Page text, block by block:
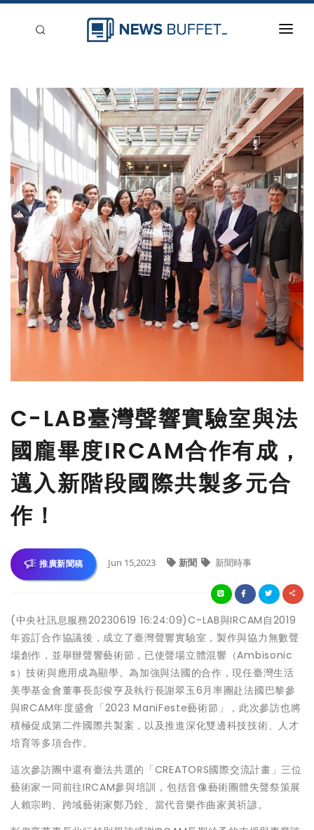
新聞稿分類
登入
刊登
C-LAB臺灣聲響實驗室與法
國龐畢度IRCAM合作有成，
邁入新階段國際共製多元合
作！
推廣新聞稿 Jun 15,2023 新聞 新聞時事
(中央社訊息服務20230619 16:24:09)C-LAB與IRCAM自2019
年簽訂合作協議後，成立了臺灣聲響實驗室，製作與協力無數聲
場創作，並舉辦聲響藝術節，已使聲場立體混響（Ambisonic
s）技術與應用成為顯學。為加強與法國的合作，現任臺灣生活
美學基金會董事長彭俊亨及執行長謝翠玉6月率團赴法國巴黎參
與IRCAM年度盛會「2023 ManiFeste藝術節」，此次參訪也將
積極促成第二件國際共製案，以及推進深化雙邊科技技術、人才
培育等多項合作。
這次參訪團中還有臺法共選的「CREATORS國際交流計畫」三位
藝術家一同前往IRCAM參與培訓，包括音像藝術團體失聲祭策展
人賴宗昀、跨域藝術家鄭乃銓、當代音樂作曲家黃祈諺。